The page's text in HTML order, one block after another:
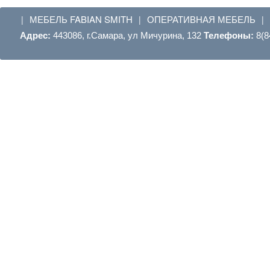
| МЕБЕЛЬ FABIAN SMITH | ОПЕРАТИВНАЯ МЕБЕЛЬ |
Адрес: 443086, г.Самара, ул Мичурина, 132 Телефоны: